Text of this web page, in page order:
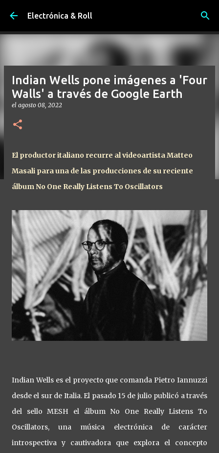
Ir al contenido principal
Electrónica & Roll
Indian Wells pone imágenes a 'Four
Walls' a través de Google Earth
el agosto 08, 2022
El productor italiano recurre al videoartista Matteo
Masali para una de las producciones de su reciente
álbum No One Really Listens To Oscillators
Indian Wells es el proyecto que comanda Pietro Iannuzzi
desde el sur de Italia. El pasado 15 de julio publicó a través
del sello MESH el álbum No One Really Listens To
Oscillators, una música electrónica de carácter
introspectiva y cautivadora que explora el concepto